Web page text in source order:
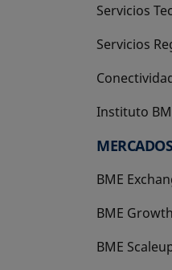
Servicios
Servicios
Instituto
se abre en
MERCADOS
BME
BME Growth
se abre en
BME
se abre en